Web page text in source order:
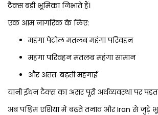
टैक्स बड़ी भूमिका निभाते हैं।
एक आम नागरिक के लिए:
महंगा पेट्रोल मतलब महंगा परिवहन
महंगा परिवहन मतलब महंगा सामान
और अंततः बढ़ती महंगाई
यानी ईंधन टैक्स का असर पूरी अर्थव्यवस्था पर
अब पश्चिम एशिया में बढ़ते तनाव और Iran से जुड़े